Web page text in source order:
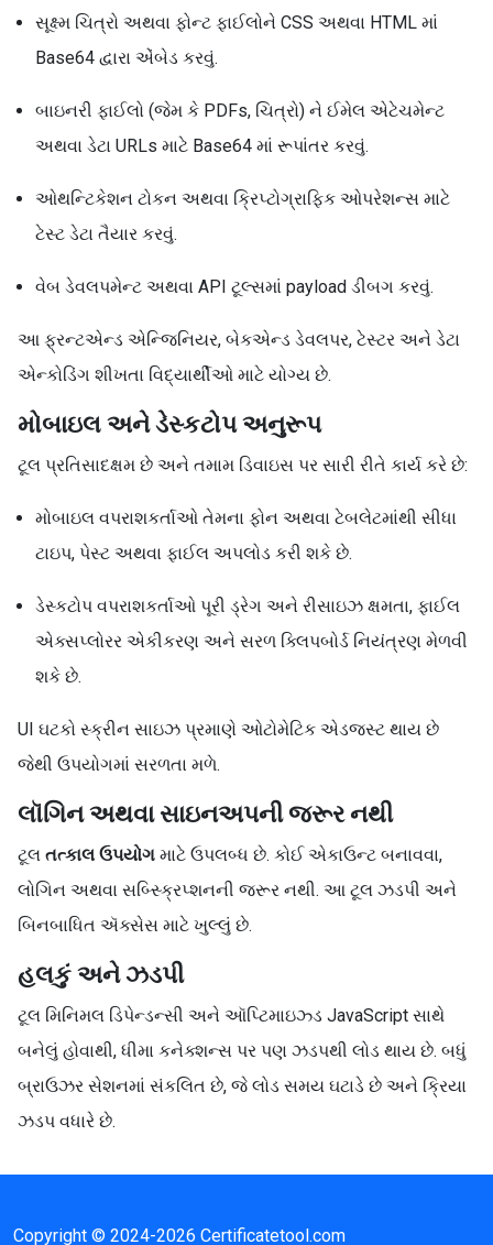
સૂક્ષ્મ ચિત્રો અથવા ફોન્ટ ફાઈલોને CSS અથવા HTML માં
Base64 દ્વારા એંબેડ કરવું.
બાઇનરી ફાઈલો (જેમ કે PDFs, ચિત્રો) ને ઈમેલ એટેચમેન્ટ
અથવા ડેટા URLs માટે Base64 માં રૂપાંતર કરવું.
ઓથન્ટિકેશન ટોકન અથવા ક્રિપ્ટોગ્રાફિક ઓપરેશન્સ માટે
ટેસ્ટ ડેટા તૈયાર કરવું.
વેબ ડેવલપમેન્ટ અથવા API ટૂલ્સમાં payload ડીબગ કરવું.
આ ફ્રન્ટએન્ડ એન્જિનિયર, બેકએન્ડ ડેવલપર, ટેસ્ટર અને ડેટા
એન્કોડિંગ શીખતા વિદ્યાર્થીઓ માટે યોગ્ય છે.
મોબાઇલ અને ડેસ્કટોપ અનુરૂપ
ટૂલ પ્રતિસાદક્ષમ છે અને તમામ ડિવાઇસ પર સારી રીતે કાર્ય કરે છે:
મોબાઇલ વપરાશકર્તાઓ તેમના ફોન અથવા ટેબલેટમાંથી સીધા
ટાઇપ, પેસ્ટ અથવા ફાઈલ અપલોડ કરી શકે છે.
ડેસ્કટોપ વપરાશકર્તાઓ પૂરી ડ્રેગ અને રીસાઇઝ ક્ષમતા, ફાઈલ
એક્સપ્લોરર એકીકરણ અને સરળ ક્લિપબોર્ડ નિયંત્રણ મેળવી
શકે છે.
UI ઘટકો સ્ક્રીન સાઇઝ પ્રમાણે ઓટોમેટિક એડજસ્ટ થાય છે
જેથી ઉપયોગમાં સરળતા મળે.
લૉગિન અથવા સાઇનઅપની જરૂર નથી
ટૂલ તત્કાલ ઉપયોગ માટે ઉપલબ્ધ છે. કોઈ એકાઉન્ટ બનાવવા,
લોગિન અથવા સબ્સ્ક્રિપ્શનની જરૂર નથી. આ ટૂલ ઝડપી અને
બિનબાધિત ઍક્સેસ માટે ખુલ્લું છે.
હલકું અને ઝડપી
ટૂલ મિનિમલ ડિપેન્ડન્સી અને ઑપ્ટિમાઇઝ્ડ JavaScript સાથે
બનેલું હોવાથી, ધીમા કનેક્શન્સ પર પણ ઝડપથી લોડ થાય છે. બધું
બ્રાઉઝર સેશનમાં સંકલિત છે, જે લોડ સમય ઘટાડે છે અને ક્રિયા
ઝડપ વધારે છે.
Copyright © 2024-2026 Certificatetool.com